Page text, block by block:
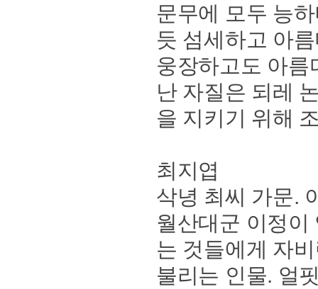
문무에 모두 능
듯 섬세하고 아
웅장하고도 아름
난 자질은 되레
을 지키기 위해
최지엽
삭녕 최씨 가문.
월산대군 이정이
는 것들에게 자비
불리는 인물. 얼